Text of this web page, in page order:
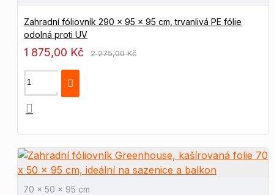
Zahradní fóliovník 290 x 95 x 95 cm, trvanlivá PE fólie
odolná proti UV
1 875,00 Kč 2 275,00 Kč
70 x 50 x 95 cm